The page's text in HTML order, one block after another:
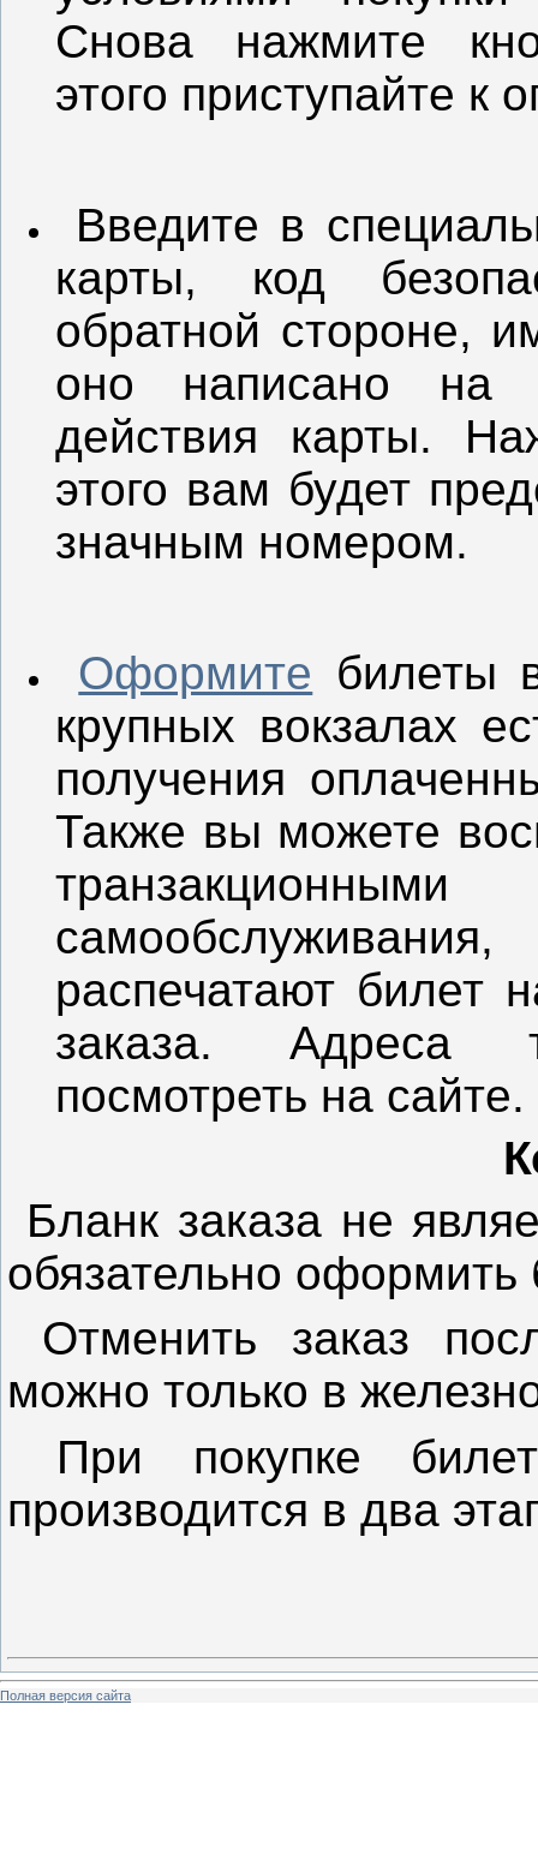
Снова нажмите
этого приступайте к
Введите в
карты, код
обратной стороне,
оно написано на
действия карты.
этого вам будет
значным номером.
Оформите билеты
крупных вокзалах
получения
Также вы можете
распечатают билет
заказа. Адреса
посмотреть на сайте.
Бланк заказа не
обязательно оформить
Отменить заказ
можно только в
При покупке
производится в два
Полная версия сайта